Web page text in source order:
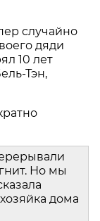
случайно
дяди
10 лет
Тэн,
Но мы
дома